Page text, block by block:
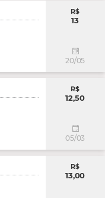
R$
13
20/05
R$
12,50
05/03
R$
13,00